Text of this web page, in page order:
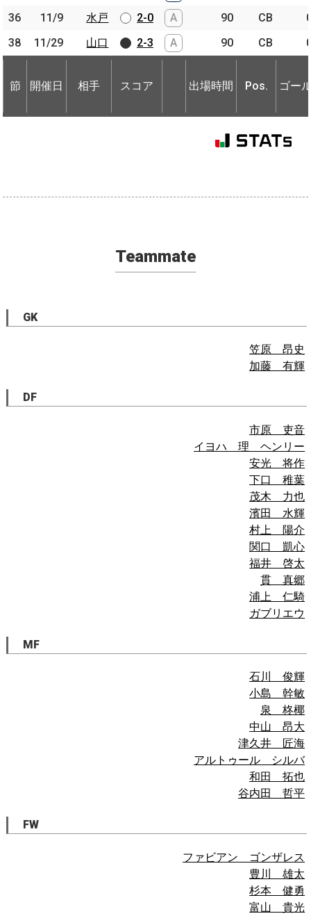
36 11/9 水戸 2-0 A 90 CB
38
11/29 山口 2-3 A 90 CB
節 開催日 相手 スコア 出場時間 Pos. ゴー
36 11/9
水戸
38
11/29 山口
節 開催日 相手
Teammate
GK
笠原 昂史
加藤 有輝
DF
市原 吏音
イヨハ 理 ヘンリー
安光 将作
下口 稚葉
茂木 力也
濱田 水輝
村上 陽介
関口 凱心
福井 啓太
貫 真郷
浦上 仁騎
ガブリエウ
MF
石川 俊輝
小島 幹敏
泉 柊椰
中山 昂大
津久井 匠海
アルトゥール シルバ
和田 拓也
谷内田 哲平
FW
ファビアン ゴンザレス
豊川 雄太
杉本 健勇
富山 貴光